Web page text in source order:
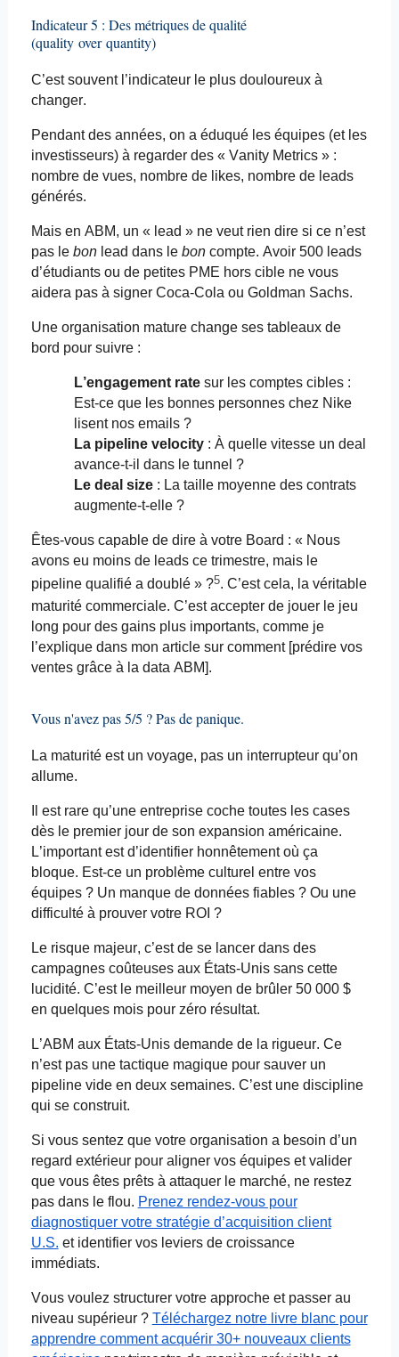
Indicateur 5 : Des métriques de qualité
(qualityoverquantity)
C’est souvent l’indicateur le plus douloureux à
changer.
Pendant des années, on a éduqué les équipes (et les
investisseurs) à regarder des « Vanity Metrics» :
nombre de vues, nombre de likes, nombre de leads
générés.
Mais en ABM, un « lead » ne veut rien dire si ce n’est
pas le bonlead dans le boncompte. Avoir 500 leads
d’étudiants ou de petites PME hors cible ne vous
aidera pas à signer Coca-Cola ou Goldman Sachs.
Une organisation mature change ses tableaux de
bord pour suivre :
L’engagement ratesur les comptes cibles :
Est-ce que les bonnes personnes chez Nike
lisent nos emails?
La pipeline velocity: À quelle vitesse un deal
avance-t-il dans le tunnel ?
Le deal size: La taille moyenne des contrats
augmente-t-elle ?
Êtes-vous capable de dire à votre Board : « Nous
avons eu moins de leads ce trimestre, mais le
pipeline qualifié a doublé » ?5. C’est cela, la véritable
maturité commerciale. C’est accepter de jouer le jeu
long pour des gains plus importants, comme je
l’explique dans mon article sur comment [prédire vos
ventes grâce à la data ABM].
Vous n'avez pas 5/5 ? Pas de panique.
La maturité est un voyage, pas un interrupteur qu’on
allume.
Il est rare qu’une entreprise coche toutes les cases
dès le premier jour de son expansion américaine.
L’important est d’identifier honnêtement où ça
bloque. Est-ce un problème culturel entre vos
équipes ? Un manque de données fiables ? Ou une
difficulté à prouver votre ROI ?
Le risque majeur, c’est de se lancer dans des
campagnes coûteuses aux États-Unis sans cette
lucidité. C’est le meilleur moyen de brûler 50 000 $
en quelques mois pour zéro résultat.
L’ABM aux États-Unis demande de la rigueur. Ce
n’est pas une tactique magique pour sauver un
pipeline vide en deux semaines. C’est une discipline
qui se construit.
Si vous sentez que votre organisation a besoin d’un
regard extérieur pour aligner vos équipes et valider
que vous êtes prêts à attaquer le marché, ne restez
pas dans le flou. Prenez rendez-vous pour
diagnostiquer votre stratégie d’acquisition client
U.S. etidentifier vos leviers de croissance
immédiats.
Vous voulez structurer votre approche et passer au
niveau supérieur ? Téléchargez notre livre blanc pour
apprendre comment acquérir 30+ nouveaux clients